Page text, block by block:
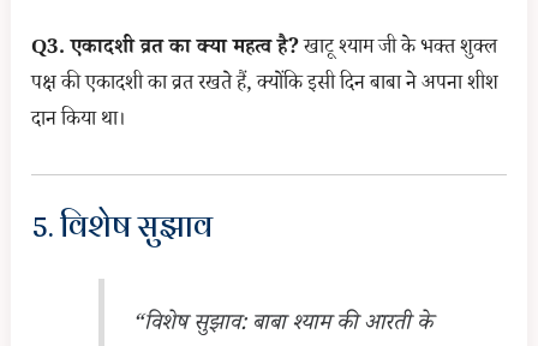
Q3. एकादशी व्रत का क्या महत्व है?खाटू श्याम जी के भक्त शुक्ल
पक्ष की एकादशी का व्रत रखते हैं, क्योंकि इसी दिन बाबा ने अपना शीश
दान किया था।
5. विशेष सुझाव
“विशेष सुझाव: बाबा श्याम की आरती के